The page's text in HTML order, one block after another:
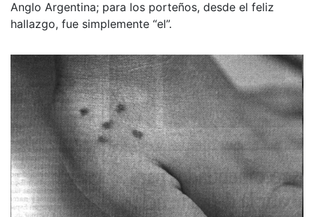
Anglo Argentina; para los porteños, desde el feliz
hallazgo, fue simplemente “el”.